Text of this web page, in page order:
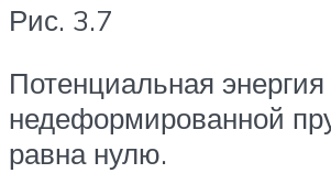
Рис. 3.7
Потенциальная энергия
недеформированной
равна нулю.